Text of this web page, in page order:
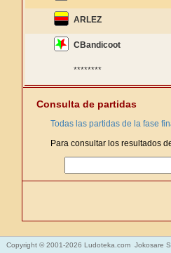
ARLEZ
CBandicoot
********
Consulta de partidas
Todas las partidas de la fase
Para consultar los resultados
Copyright © 2001-2026 Ludoteka.com Jokosare